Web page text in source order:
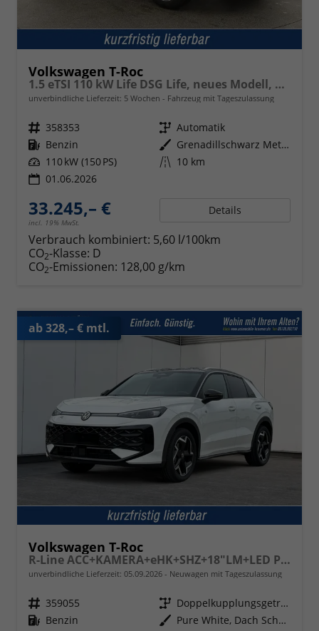
Volkswagen T-Roc
1.5 eTSI 110 kW Life DSG Life, neues Modell, LED, Kamera, Side, Winter, 17-Zoll
unverbindliche Lieferzeit: 5 Wochen Fahrzeug mit Tageszulassung
Fahrzeugnr. 358353 Getriebe Automatik
Kraftstoff Benzin Außenfarbe
Grenadillschwarz Metallic
Leistung 110 kW (150 PS) Kilometerstand 10 km
01.06.2026
33.245,– €
incl. 19% MwSt.
Details
Verbrauch kombiniert: 5,60 l/100km
CO2-Klasse: D
CO2-Emissionen: 128,00 g/km
ab 328,– € mtl.
Volkswagen T-Roc
R-Line ACC+KAMERA+eHK+SHZ+18"LM+LED PLUS
unverbindliche Lieferzeit: 05.09.2026 Neuwagen mit Tageszulassung
Fahrzeugnr. 359055 Getriebe
Doppelkupplungsgetriebe (DSG)
Kraftstoff Benzin Außenfarbe
Pure White, Dach Schwarz